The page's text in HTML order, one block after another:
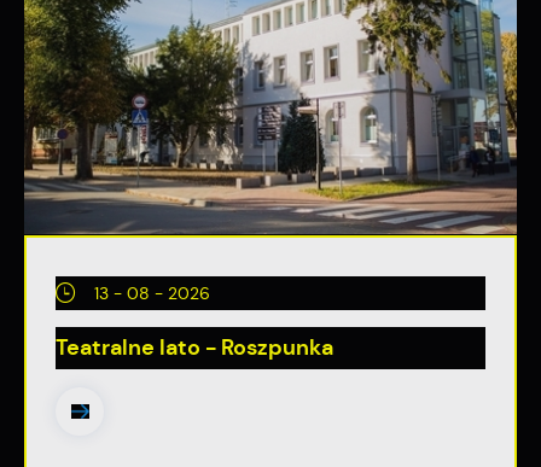
13 - 08 - 2026
Teatralne lato - Roszpunka